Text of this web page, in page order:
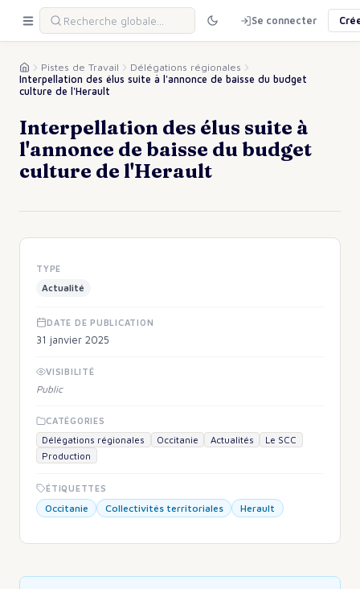
Se connecter
Pistes de Travail
Délégations régionales
Interpellation des élus suite à l'annonce de baisse du budget
culture de l'Herault
Interpellation des élus suite à
l'annonce de baisse du budget
culture de l'Herault
TYPE
Actualité
DATE DE PUBLICATION
31 janvier 2025
VISIBILITÉ
Public
CATÉGORIES
Délégations régionales Occitanie Actualités
Le SCC
Production
ÉTIQUETTES
Occitanie Collectivités territoriales Herault